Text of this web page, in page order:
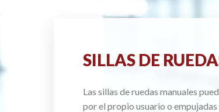
SILLAS DE
Las sillas de ruedas manuales
por el propio usuario o empujadas